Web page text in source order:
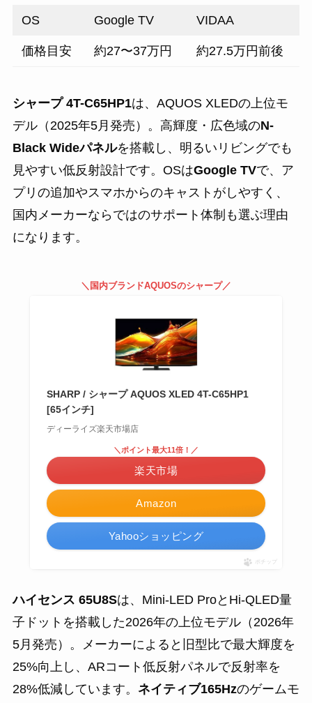
OS Google TV VIDAA
価格目安 約27〜37万円 約27.5万円前後
シャープ 4T-C65HP1は、AQUOS XLEDの上位モ
デル（2025年5月発売）。高輝度・広色域のN-
Black Wideパネルを搭載し、明るいリビングでも
見やすい低反射設計です。OSはGoogle TVで、ア
プリの追加やスマホからのキャストがしやすく、
国内メーカーならではのサポート体制も選ぶ理由
になります。
＼国内ブランドAQUOSのシャープ／
SHARP / シャープ AQUOS XLED 4T-C65HP1
[65インチ]
ディーライズ楽天市場店
Amazon
＼ポイント最大11倍！／
楽天市場
Yahooショッピング
ポチップ
ハイセンス 65U8Sは、Mini-LED ProとHi-QLED量
子ドットを搭載した2026年の上位モデル（2026年
5月発売）。メーカーによると旧型比で最大輝度を
25%向上し、ARコート低反射パネルで反射率を
28%低減しています。 ネイティブ165Hzのゲームモ